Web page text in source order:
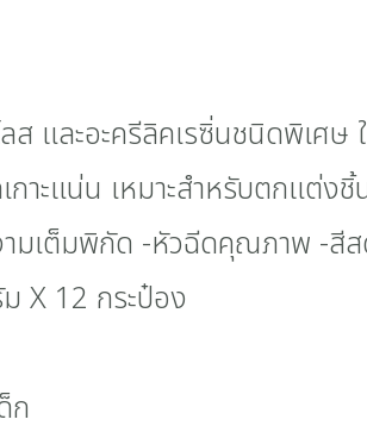
ส และอะครีลิคเรซิ่นชนิดพิเศ
าะแน่น เหมาะสำหรับตกแต่งชิ้
งามเต็มพิกัด -หัวฉีดคุณภาพ -สี
X 12 กระป๋อง
ก